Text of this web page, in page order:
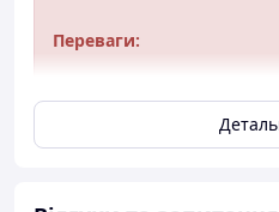
Переваги:
Дуже легкий, майже
Компактні розміри